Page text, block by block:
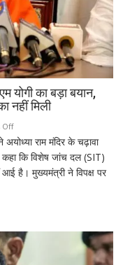
मूसलाधार
बारिश,
जानिए
दिल्ली
समेत
देशभर
का
योगी का बड़ा बयान,
नहीं मिली
Offon
राम
मंदिर
चढ़ावा
में
सीएम
राम मंदिर के चढ़ावा
कहा कि विशेष जांच दल (SIT)
है। मुख्यमंत्री ने विपक्ष पर